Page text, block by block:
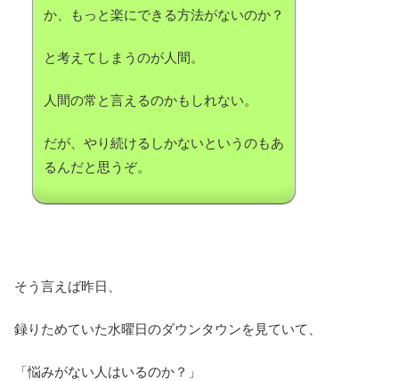
か、もっと楽にできる方法がないのか？
と考えてしまうのが人間。
人間の常と言えるのかもしれない。
だが、やり続けるしかないというのもあ
るんだと思うぞ。
そう言えば昨日、
録りためていた水曜日のダウンタウンを見ていて、
「悩みがない人はいるのか？」